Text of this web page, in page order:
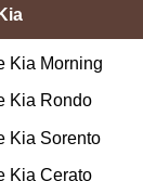
Kia Morning
Kia Rondo
Kia Sorento
Kia Cerato